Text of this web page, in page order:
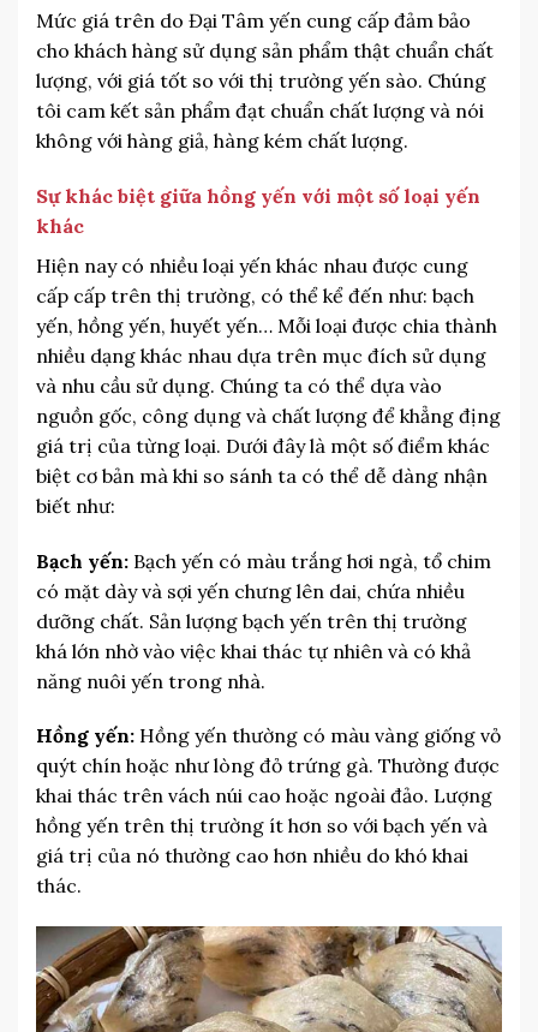
Mức giá trên do Đại Tâm yến cung cấp đảm bảo
cho khách hàng sử dụng sản phẩm thật chuẩn chất
lượng, với giá tốt so với thị trường yến sào. Chúng
tôi cam kết sản phẩm đạt chuẩn chất lượng và nói
không với hàng giả, hàng kém chất lượng.
Sự khác biệt giữa hồng yến với một số loại yến
khác
Hiện nay có nhiều loại yến khác nhau được cung
cấp cấp trên thị trường, có thể kể đến như: bạch
yến, hồng yến, huyết yến… Mỗi loại được chia thành
nhiều dạng khác nhau dựa trên mục đích sử dụng
và nhu cầu sử dụng. Chúng ta có thể dựa vào
nguồn gốc, công dụng và chất lượng để khẳng địng
giá trị của từng loại. Dưới đây là một số điểm khác
biệt cơ bản mà khi so sánh ta có thể dễ dàng nhận
biết như:
Bạch yến: Bạch yến có màu trắng hơi ngà, tổ chim
có mặt dày và sợi yến chưng lên dai, chứa nhiều
dưỡng chất. Sản lượng bạch yến trên thị trường
khá lớn nhờ vào việc khai thác tự nhiên và có khả
năng nuôi yến trong nhà.
Hồng yến: Hồng yến thường có màu vàng giống vỏ
quýt chín hoặc như lòng đỏ trứng gà. Thường được
khai thác trên vách núi cao hoặc ngoài đảo. Lượng
hồng yến trên thị trường ít hơn so với bạch yến và
giá trị của nó thường cao hơn nhiều do khó khai
thác.